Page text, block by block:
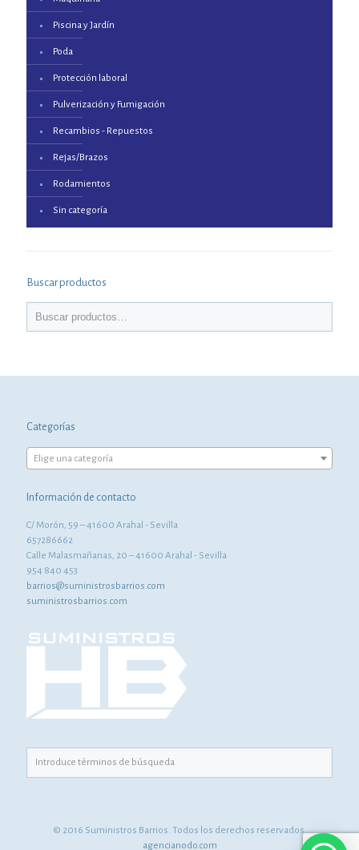
Piscina y Jardín
Poda
Protección laboral
Pulverización y Fumigación
Recambios - Repuestos
Rejas/Brazos
Rodamientos
Sin categoría
Buscar productos
Categorías
Elige una categoría
Información de contacto
C/ Morón, 59 – 41600 Arahal - Sevilla
657286662
Calle Malasmañanas, 20 – 41600 Arahal - Sevilla
954 840 453
barrios@suministrosbarrios.com
suministrosbarrios.com
© 2016 Suministros Barrios. Todos los derechos reservados.
agencianodo.com